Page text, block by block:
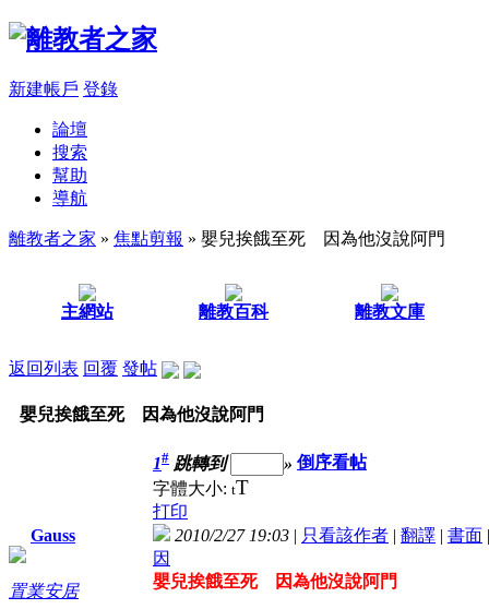
新建帳戶 登錄
論壇
搜索
幫助
導航
離教者之家 » 焦點剪報 » 嬰兒挨餓至死 因為他沒說阿門
主網站 離教百科 離教文庫
返回列表 回覆 發帖
嬰兒挨餓至死 因為他沒說阿門
Gauss
置業安居
1# 跳轉到 » 倒序看帖
字體大小: tT
打印
2010/2/27 19:03 | 只看該作者 | 翻譯 | 書面
因
嬰兒挨餓至死 因為他沒說阿門